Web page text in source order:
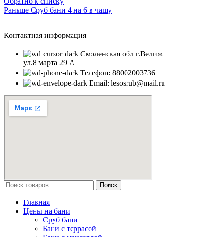
Раньше Сруб бани 4 на 6 в чашу
Контактная информация
Смоленская обл г.Велиж
ул.8 марта 29 А
Телефон: 88002003736
Email: lesosrub@mail.ru
Поиск
Главная
Цены на бани
Сруб бани
Бани с террасой